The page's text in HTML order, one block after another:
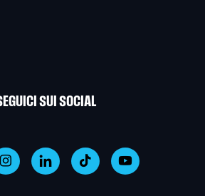
SUI SOCIAL